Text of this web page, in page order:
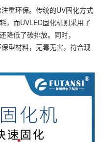
重环保。传统的UV固化方式
，而UVLED固化机则采用了
降低了碳排放。同时，
型材料，无毒无害，符合现